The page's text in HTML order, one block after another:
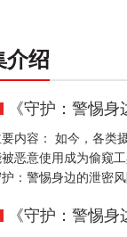
介绍
《守护：警惕
内容： 如今，各类
恶意使用成为偷窥
护：警惕身边的泄密
《守护：警惕身